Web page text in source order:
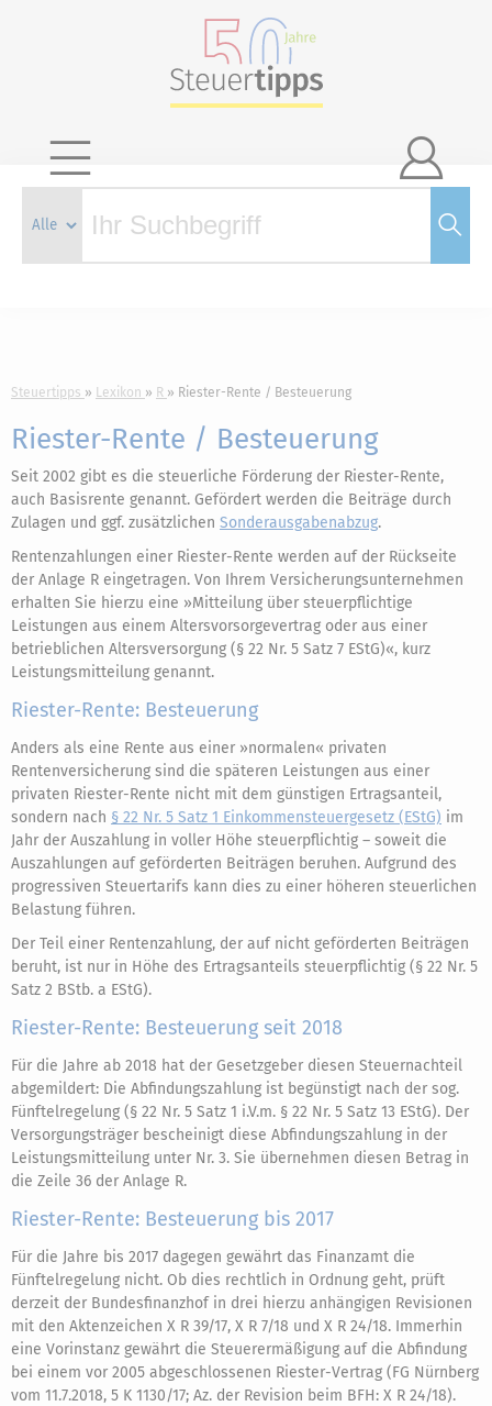

Steuertipps Lexikon R Riester-Rente / Besteuerung
Riester-Rente / Besteuerung
Seit 2002 gibt es die steuerliche Förderung der Riester-Rente,
auch Basisrente genannt. Gefördert werden die Beiträge durch
Zulagen und ggf. zusätzlichen Sonderausgabenabzug.
Rentenzahlungen einer Riester-Rente werden auf der Rückseite
der Anlage R eingetragen. Von Ihrem Versicherungsunternehmen
erhalten Sie hierzu eine »Mitteilung über steuerpflichtige
Leistungen aus einem Altersvorsorgevertrag oder aus einer
betrieblichen Altersversorgung (§ 22 Nr. 5 Satz 7 EStG)«, kurz
Leistungsmitteilung genannt.
Riester-Rente: Besteuerung
Anders als eine Rente aus einer »normalen« privaten
Rentenversicherung sind die späteren Leistungen aus einer
privaten Riester-Rente nicht mit dem günstigen Ertragsanteil,
sondern nach § 22 Nr. 5 Satz 1 Einkommensteuergesetz (EStG) im
Jahr der Auszahlung in voller Höhe steuerpflichtig – soweit die
Auszahlungen auf geförderten Beiträgen beruhen. Aufgrund des
progressiven Steuertarifs kann dies zu einer höheren steuerlichen
Belastung führen.
Der Teil einer Rentenzahlung, der auf nicht geförderten Beiträgen
beruht, ist nur in Höhe des Ertragsanteils steuerpflichtig (§ 22 Nr. 5
Satz 2 BStb. a EStG).
Riester-Rente: Besteuerung seit 2018
Für die Jahre ab 2018 hat der Gesetzgeber diesen Steuernachteil
abgemildert: Die Abfindungszahlung ist begünstigt nach der sog.
Fünftelregelung (§ 22 Nr. 5 Satz 1 i.V.m. § 22 Nr. 5 Satz 13 EStG). Der
Versorgungsträger bescheinigt diese Abfindungszahlung in der
Leistungsmitteilung unter Nr. 3. Sie übernehmen diesen Betrag in
die Zeile 36 der Anlage R.
Riester-Rente: Besteuerung bis 2017
Für die Jahre bis 2017 dagegen gewährt das Finanzamt die
Fünftelregelung nicht. Ob dies rechtlich in Ordnung geht, prüft
derzeit der Bundesfinanzhof in drei hierzu anhängigen Revisionen
mit den Aktenzeichen X R 39/17, X R 7/18 und X R 24/18. Immerhin
eine Vorinstanz gewährt die Steuerermäßigung auf die Abfindung
bei einem vor 2005 abgeschlossenen Riester-Vertrag (FG Nürnberg
vom 11.7.2018, 5 K 1130/17; Az. der Revision beim BFH: X R 24/18).